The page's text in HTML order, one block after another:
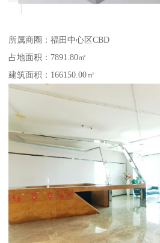
所属商圈：福田中心区CBD
占地面积：7891.80㎡
建筑面积：166150.00㎡